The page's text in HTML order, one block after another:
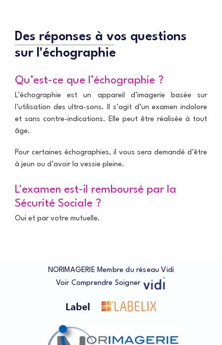
Des réponses à vos questions
sur l'échographie
Qu’est-ce que l’échographie ?
L’échographie est un appareil d’imagerie basée sur
l’utilisation des ultra-sons. Il s’agit d’un examen indolore
et sans contre-indications. Elle peut être réalisée à tout
âge.
Pour certaines échographies, il vous sera demandé d’être
à jeun ou d’avoir la vessie pleine.
L'examen est-il remboursé par la
Sécurité Sociale ?
Oui et par votre mutuelle.
NORIMAGERIE Membre du réseau Vidi
Voir Comprendre Soigner